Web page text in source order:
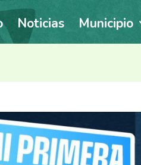
Noticias Municipio